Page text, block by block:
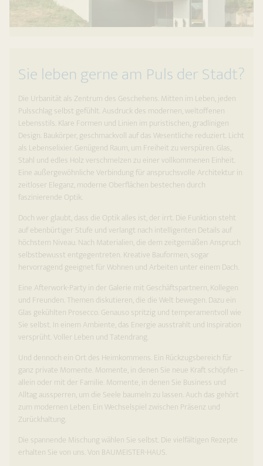
Sie leben gerne am Puls der Stadt?
Die Urbanität als Zentrum des Geschehens. Mitten im Leben, jeden
Pulsschlag selbst gefühlt. Ausdruck des modernen, weltoffenen
Lebensstils. Klare Formen und Linien im puristischen, gradlinigen
Design. Baukörper, geschmackvoll auf das Wesentliche reduziert. Licht
als Lebenselixier. Genügend Raum, um Freiheit zu verspüren. Glas,
Stahl und edles Holz verschmelzen zu einer vollkommenen Einheit.
Eine außergewöhnliche Verbindung für anspruchsvolle Architektur in
zeitloser Eleganz, moderne Oberflächen bestechen durch
faszinierende Optik.
Doch wer glaubt, dass die Optik alles ist, der irrt. Die Funktion steht
auf ebenbürtiger Stufe und verlangt nach intelligenten Details auf
höchstem Niveau. Nach Materialien, die dem zeitgemäßen Anspruch
selbstbewusst entgegentreten. Kreative Bauformen, sogar
hervorragend geeignet für Wohnen und Arbeiten unter einem Dach.
Eine Afterwork-Party in der Galerie mit Geschäftspartnern, Kollegen
und Freunden. Themen diskutieren, die die Welt bewegen. Dazu ein
Glas gekühlten Prosecco. Genauso spritzig und temperamentvoll wie
Sie selbst. In einem Ambiente, das Energie ausstrahlt und Inspiration
versprüht. Voller Leben und Tatendrang.
Und dennoch ein Ort des Heimkommens. Ein Rückzugsbereich für
ganz private Momente. Momente, in denen Sie neue Kraft schöpfen –
allein oder mit der Familie. Momente, in denen Sie Business und
Alltag aussperren, um die Seele baumeln zu lassen. Auch das gehört
zum modernen Leben. Ein Wechselspiel zwischen Präsenz und
Zurückhaltung.
Die spannende Mischung wählen Sie selbst. Die vielfältigen Rezepte
erhalten Sie von uns. Von BAUMEISTER-HAUS.